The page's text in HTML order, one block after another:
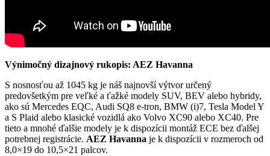
Výnimočný dizajnový rukopis: AEZ Havanna
S nosnosťou až 1045 kg je náš najnovší výtvor určený
predovšetkým pre veľké a ťažké modely SUV, BEV alebo hybridy,
ako sú Mercedes EQC, Audi SQ8 e-tron, BMW (i)7, Tesla Model Y
a S Plaid alebo klasické vozidlá ako Volvo XC90 alebo XC40. Pre
tieto a mnohé ďalšie modely je k dispozícii montáž ECE bez ďalšej
potrebnej registrácie. AEZ Havanna je k dispozícii v rozmeroch od
8,0×19 do 10,5×21 palcov.